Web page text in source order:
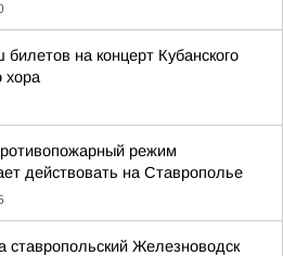
на концерт Кубанского
хора
режим
действовать на Ставрополье
ставропольский Железноводск